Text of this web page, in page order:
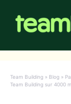
contenu
Team Building » Blog »
Team Building sur 4000